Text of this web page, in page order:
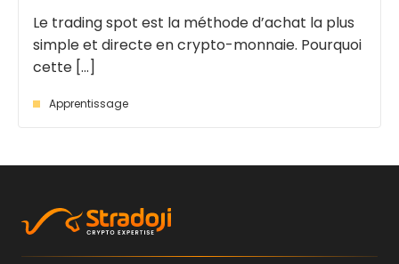
Le trading spot est la méthode d’achat la plus
simple et directe en crypto-monnaie. Pourquoi
cette [...]
Apprentissage